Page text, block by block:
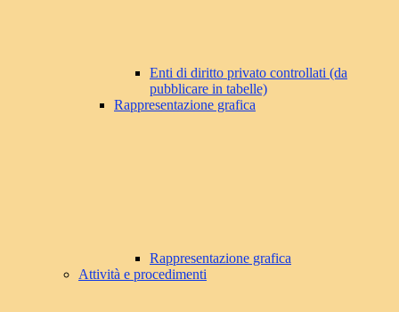
Enti di diritto privato controllati (da
pubblicare in tabelle)
Rappresentazione grafica
Rappresentazione grafica
Attività e procedimenti